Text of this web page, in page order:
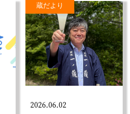
蔵だより
2026.06.02